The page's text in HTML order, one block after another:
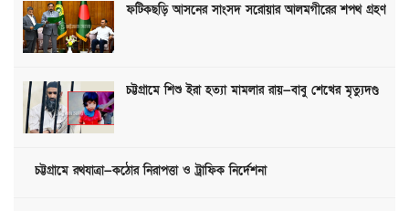
ফটিকছড়ি আসনের সাংসদ সরোয়ার আলমগীরের শপথ গ্রহণ
চট্টগ্রামে শিশু ইরা হত্যা মামলার রায়—বাবু শেখের মৃত্যুদণ্ড
চট্টগ্রামে রথযাত্রা—কঠোর নিরাপত্তা ও ট্রাফিক নির্দেশনা